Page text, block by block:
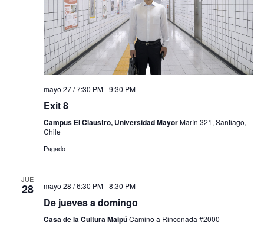
mayo 27 / 7:30 PM-9:30 PM
Exit 8
Campus El Claustro, Universidad MayorMarín 321, Santiago,
Chile
Pagado
JUE
28 mayo 28 / 6:30 PM-8:30 PM
De jueves a domingo
Casa de la Cultura MaipúCamino a Rinconada #2000